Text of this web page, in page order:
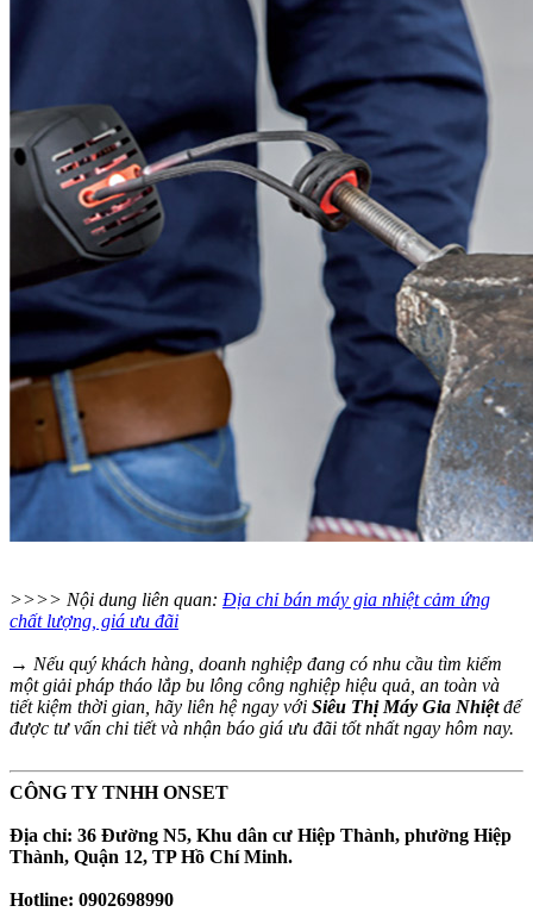
>>>> Nội dung liên quan: Địa chỉ bán máy gia nhiệt cảm ứng
chất lượng, giá ưu đãi
→ Nếu quý khách hàng, doanh nghiệp đang có nhu cầu tìm kiếm
một giải pháp tháo lắp bu lông công nghiệp hiệu quả, an toàn và
tiết kiệm thời gian, hãy liên hệ ngay với Siêu Thị Máy Gia Nhiệtđể
được tư vấn chi tiết và nhận báo giá ưu đãi tốt nhất ngay hôm nay.
CÔNG TY TNHH ONSET
Địa chỉ: 36 Đường N5, Khu dân cư Hiệp Thành, phường Hiệp
Thành, Quận 12, TP Hồ Chí Minh.
Hotline: 0902698990